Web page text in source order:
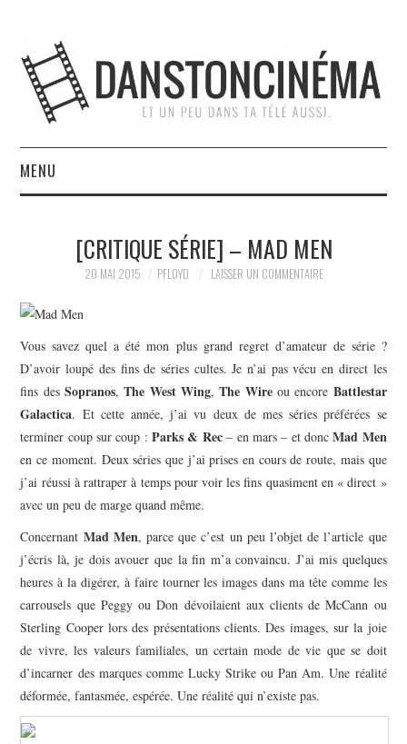
MENU
À PROPOS
L’ÉQUIPE
NOUS SOUTENIR
CONTACT
[CRITIQUE SÉRIE] – MAD MEN
20 MAI 2015 PFLOYD LAISSER UN COMMENTAIRE
Vous savez quel a été mon plus grand regret d’amateur de série ?
D’avoir loupé des fins de séries cultes. Je n’ai pas vécu en direct les
fins desSopranos,The West Wing,The Wireou encore Battlestar
Galactica. Et cette année, j’ai vu deux de mes séries préférées se
terminer coup sur coup :Parks & Rec– en mars – et doncMad Men
en ce moment. Deux séries que j’ai prises en cours de route, mais que
j’ai réussi à rattraper à temps pour voir les fins quasiment en « direct »
avec un peu de marge quand même.
Concernant Mad Men, parce que c’est un peu l’objet de l’article que
j’écris là, je dois avouer que la fin m’a convaincu. J’ai mis quelques
heures à la digérer, à faire tourner les images dans ma tête comme les
carrousels que Peggy ou Don dévoilaient aux clients de McCann ou
Sterling Cooper lors des présentations clients. Des images, sur la joie
de vivre, les valeurs familiales, un certain mode de vie que se doit
d’incarner des marques comme Lucky Strike ou Pan Am. Une réalité
déformée, fantasmée, espérée. Une réalité qui n’existe pas.